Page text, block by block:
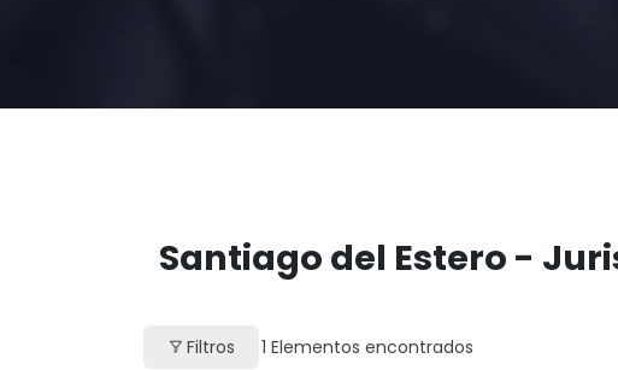
Santiago del Estero -
Filtros 1 Elementos encontrados